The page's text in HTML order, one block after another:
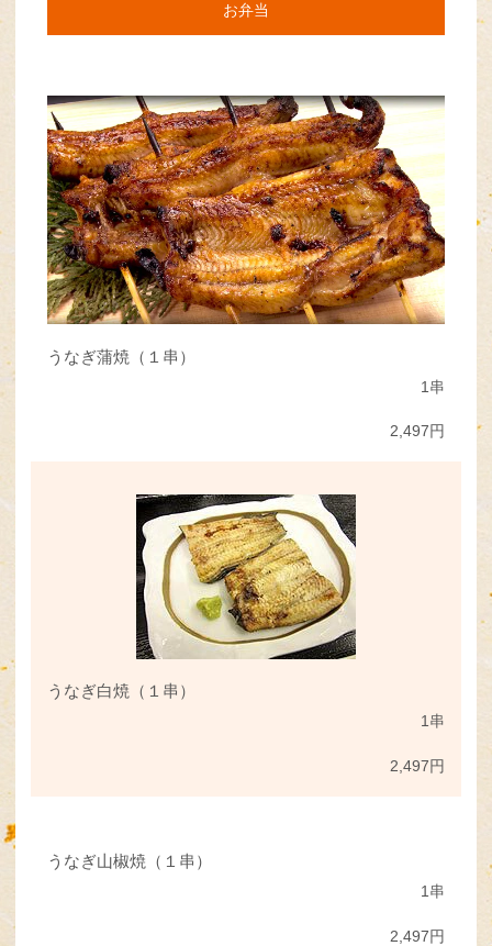
お弁当
うなぎ蒲焼（１串）
1串
2,497円
うなぎ白焼（１串）
1串
2,497円
うなぎ山椒焼（１串）
1串
2,497円